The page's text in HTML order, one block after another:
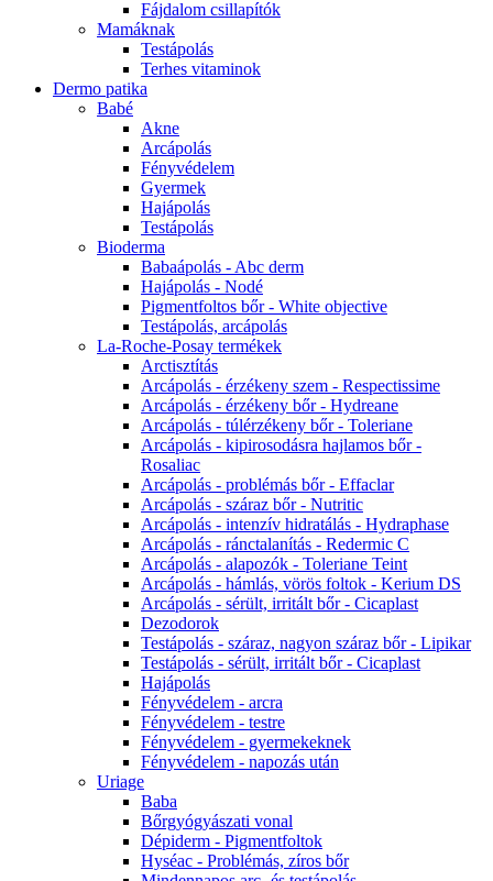
Fájdalom csillapítók
Mamáknak
Testápolás
Terhes vitaminok
Dermo patika
Babé
Akne
Arcápolás
Fényvédelem
Gyermek
Hajápolás
Testápolás
Bioderma
Babaápolás - Abc derm
Hajápolás - Nodé
Pigmentfoltos bőr - White objective
Testápolás, arcápolás
La-Roche-Posay termékek
Arctisztítás
Arcápolás - érzékeny szem - Respectissime
Arcápolás - érzékeny bőr - Hydreane
Arcápolás - túlérzékeny bőr - Toleriane
Arcápolás - kipirosodásra hajlamos bőr -
Rosaliac
Arcápolás - problémás bőr - Effaclar
Arcápolás - száraz bőr - Nutritic
Arcápolás - intenzív hidratálás - Hydraphase
Arcápolás - ránctalanítás - Redermic C
Arcápolás - alapozók - Toleriane Teint
Arcápolás - hámlás, vörös foltok - Kerium DS
Arcápolás - sérült, irritált bőr - Cicaplast
Dezodorok
Testápolás - száraz, nagyon száraz bőr - Lipikar
Testápolás - sérült, irritált bőr - Cicaplast
Hajápolás
Fényvédelem - arcra
Fényvédelem - testre
Fényvédelem - gyermekeknek
Fényvédelem - napozás után
Uriage
Baba
Bőrgyógyászati vonal
Dépiderm - Pigmentfoltok
Hyséac - Problémás, zíros bőr